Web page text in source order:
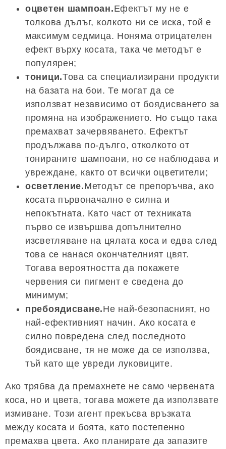
оцветен шампоан.Ефектът му не е
толкова дълъг, колкото ни се иска, той е
максимум седмица. Ноняма отрицателен
ефект върху косата, така че методът е
популярен;
тоници.Това са специализирани продукти
на базата на бои. Те могат да се
използват независимо от боядисването за
промяна на изображението. Но също така
премахват зачервяването. Ефектът
продължава по-дълго, отколкото от
тонираните шампоани, но се наблюдава и
увреждане, както от всички оцветители;
осветление.Методът се препоръчва, ако
косата първоначално е силна и
непокътната. Като част от техниката
първо се извършва допълнително
изсветляване на цялата коса и едва след
това се нанася окончателният цвят.
Тогава вероятността да покажете
червения си пигмент е сведена до
минимум;
пребоядисване.Не най-безопасният, но
най-ефективният начин. Ако косата е
силно повредена след последното
боядисване, тя не може да се използва,
тъй като ще увреди луковиците.
Ако трябва да премахнете не само червената
коса, но и цвета, тогава можете да използвате
измиване. Този агент прекъсва връзката
между косата и боята, като постепенно
премахва цвета. Ако планирате да запазите